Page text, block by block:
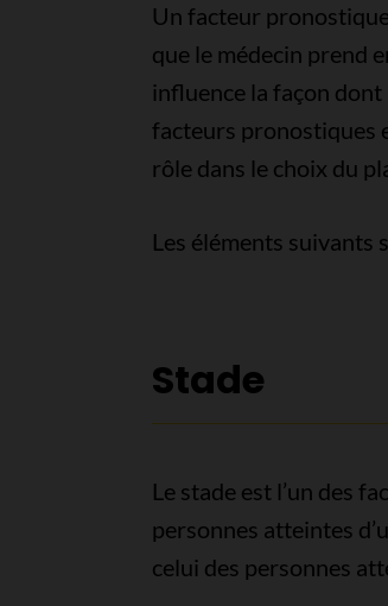
Un facteur
que le médecin prend
influence la façon
facteurs pronostiques
rôle dans le choix du
Les éléments
Stade
Le stade est l’un des
personnes atteintes
celui des personnes